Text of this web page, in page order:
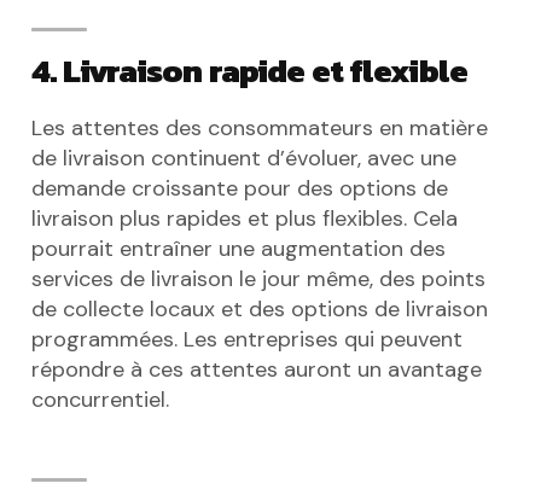
4. Livraison rapide et flexible
Les attentes des consommateurs en matière
de livraison continuent d’évoluer, avec une
demande croissante pour des options de
livraison plus rapides et plus flexibles. Cela
pourrait entraîner une augmentation des
services de livraison le jour même, des points
de collecte locaux et des options de livraison
programmées. Les entreprises qui peuvent
répondre à ces attentes auront un avantage
concurrentiel.